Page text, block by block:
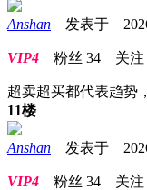
Anshan 发表于
VIP4 粉丝 34 关注
超卖超买都代表趋势
11楼
Anshan 发表于
VIP4 粉丝 34 关注